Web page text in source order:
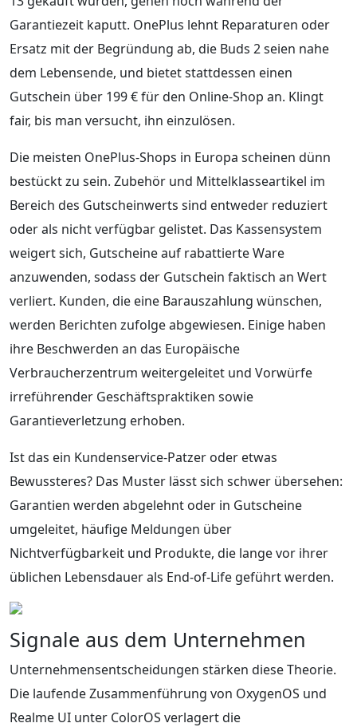
Garantiezeit kaputt. OnePlus lehnt Reparaturen oder
Ersatz mit der Begründung ab, die Buds 2 seien nahe
dem Lebensende, und bietet stattdessen einen
Gutschein über 199 € für den Online-Shop an. Klingt
fair, bis man versucht, ihn einzulösen.
Die meisten OnePlus-Shops in Europa scheinen dünn
bestückt zu sein. Zubehör und Mittelklasseartikel im
Bereich des Gutscheinwerts sind entweder reduziert
oder als nicht verfügbar gelistet. Das Kassensystem
weigert sich, Gutscheine auf rabattierte Ware
anzuwenden, sodass der Gutschein faktisch an Wert
verliert. Kunden, die eine Barauszahlung wünschen,
werden Berichten zufolge abgewiesen. Einige haben
ihre Beschwerden an das Europäische
Verbraucherzentrum weitergeleitet und Vorwürfe
irreführender Geschäftspraktiken sowie
Garantieverletzung erhoben.
Ist das ein Kundenservice-Patzer oder etwas
Bewussteres? Das Muster lässt sich schwer übersehen:
Garantien werden abgelehnt oder in Gutscheine
umgeleitet, häufige Meldungen über
Nichtverfügbarkeit und Produkte, die lange vor ihrer
üblichen Lebensdauer als End-of-Life geführt werden.
Signale aus dem Unternehmen
Unternehmensentscheidungen stärken diese Theorie.
Die laufende Zusammenführung von OxygenOS und
Realme UI unter ColorOS verlagert die